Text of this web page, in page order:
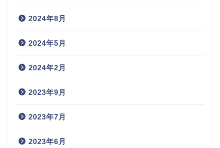
2024年8月
2024年5月
2024年2月
2023年9月
2023年7月
2023年6月